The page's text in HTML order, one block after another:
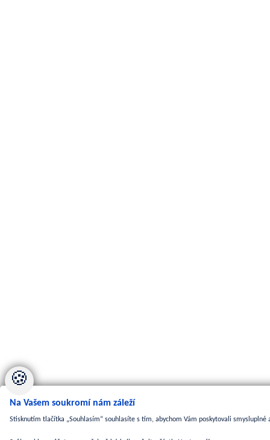
🍪
Na Vašem soukromí nám záleží
Stisknutím tlačítka „Souhlasím“ souhlasíte s tím, abychom Vám poskytovali